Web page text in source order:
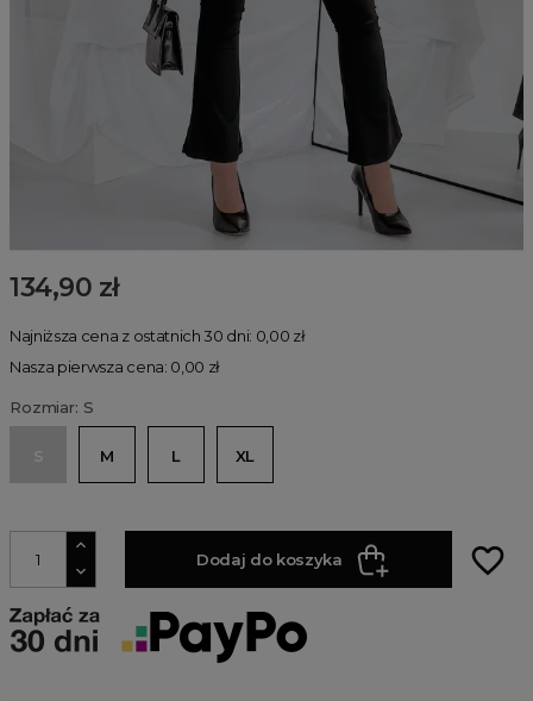
134,90 zł
Najniższa cena z ostatnich 30 dni: 0,00 zł
Nasza pierwsza cena: 0,00 zł
Rozmiar: S
S M L XL
Dodaj do koszyka favorite_border